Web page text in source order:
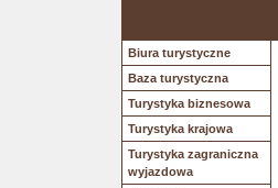
Biura turystyczne
Baza turystyczna
Turystyka biznesowa
Turystyka krajowa
Turystyka zagraniczna
wyjazdowa